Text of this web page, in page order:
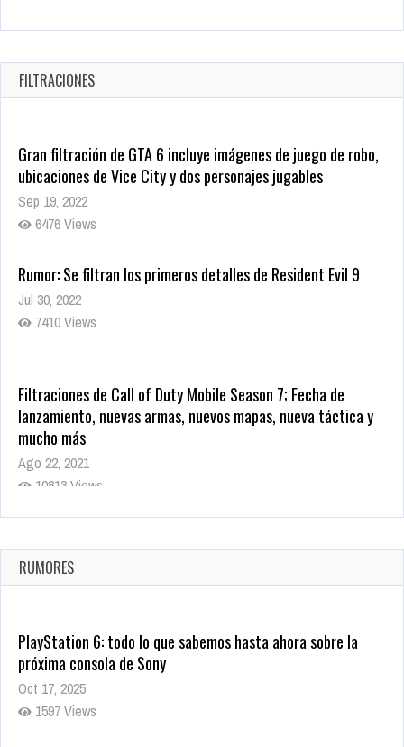
Warner Bros. lleva a las tiendas digitales su racha de
Oct 17, 2025
1428 Views
FILTRACIONES
Gran filtración de GTA 6 incluye imágenes de juego de robo,
ubicaciones de Vice City y dos personajes jugables
Sep 19, 2022
6476 Views
Rumor: Se filtran los primeros detalles de Resident Evil 9
Jul 30, 2022
7410 Views
Filtraciones de Call of Duty Mobile Season 7; Fecha de
lanzamiento, nuevas armas, nuevos mapas, nueva táctica y
mucho más
Ago 22, 2021
10813 Views
La configuración de Call of Duty 2021 aparentemente ya fue
Ago 8, 2021
9995 Views
RUMORES
PlayStation 6: todo lo que sabemos hasta ahora sobre la
próxima consola de Sony
Oct 17, 2025
1597 Views